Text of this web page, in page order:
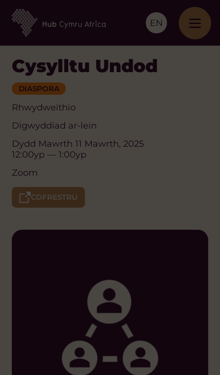
EN
Cysylltu Undod
DIASPORA
Rhwydweithio
Digwyddiad ar-lein
Dydd Mawrth 11 Mawrth, 2025
12:00yp — 1:00yp
Zoom
COFRESTRU